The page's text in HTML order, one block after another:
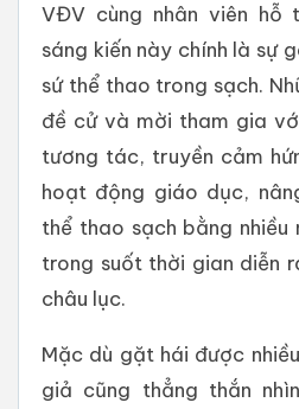
VĐV cùng nhân viên hỗ
sáng kiến này chính là sự
sứ thể thao trong sạch.
đề cử và mời tham gia
tương tác, truyền cảm
hoạt động giáo dục,
thể thao sạch bằng nhiều
trong suốt thời gian diễn
châu lục.
Mặc dù gặt hái được
giả cũng thẳng thắn